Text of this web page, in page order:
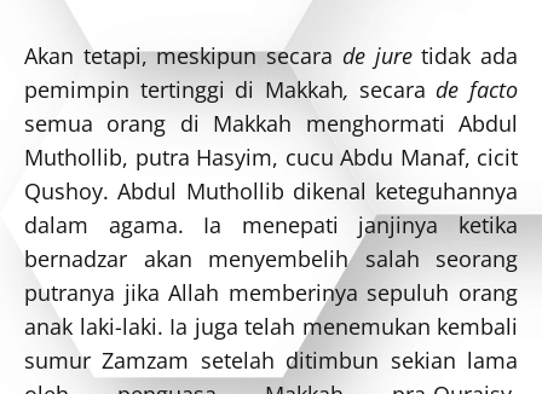
Akan tetapi, meskipun secara de juretidak ada
pemimpin tertinggi di Makkah, secara de facto
semua orang di Makkah menghormati Abdul
Muthollib, putra Hasyim, cucu Abdu Manaf, cicit
Qushoy. Abdul Muthollib dikenal keteguhannya
dalam agama. Ia menepati janjinya ketika
bernadzar akan menyembelih salah seorang
putranya jika Allah memberinya sepuluh orang
anak laki-laki. Ia juga telah menemukan kembali
sumur Zamzam setelah ditimbun sekian lama